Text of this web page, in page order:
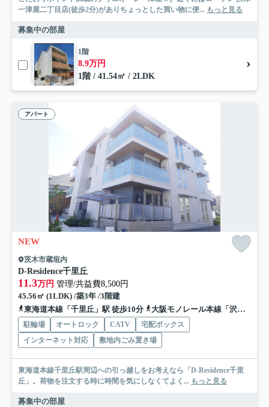
一津屋二丁目店(徒歩2分)がありちょっとした買い物に便... もっと見る
募集中の部屋
1階
8.9万円
1階 / 41.54㎡ / 2LDK
アパート
NEW
茨木市蔵垣内
D-Residence千里丘
11.3万円 管理/共益費8,500円
45.56㎡ (1LDK) /築3年 /3階建
東海道本線「千里丘」駅 徒歩10分
大阪モノレール本線「沢良宜」駅 徒歩15分
駐輪場 オートロック CATV
宅配ボックス
インターネット対応
敷地内ごみ置き場
東海道本線千里丘駅周辺への引っ越しをお考えなら「D-Residence千里
丘」。荷物を注文する時に時間を気にしなくてよく... もっと見る
募集中の部屋